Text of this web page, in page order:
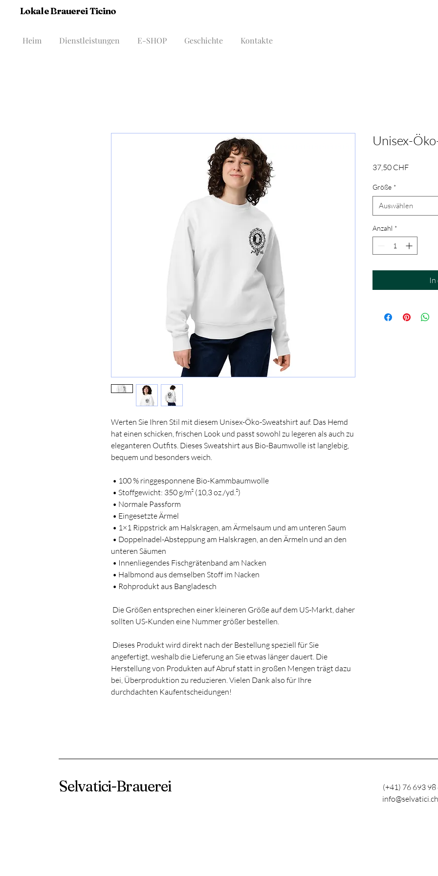
Lokale Brauerei Ticino
Heim Dienstleistungen E-SHOP Geschichte Kontakte
Werten Sie Ihren Stil mit diesem Unisex-Öko-Sweatshirt auf. Das Hemd
hat einen schicken, frischen Look und passt sowohl zu legeren als auch zu
eleganteren Outfits. Dieses Sweatshirt aus Bio-Baumwolle ist langlebig,
bequem und besonders weich.
• 100 % ringgesponnene Bio-Kammbaumwolle
• Stoffgewicht: 350 g/m² (10,3 oz./yd.²)
• Normale Passform
• Eingesetzte Ärmel
• 1×1 Rippstrick am Halskragen, am Ärmelsaum und am unteren Saum
unteren Säumen
• Innenliegendes Fischgrätenband am Nacken
• Halbmond aus demselben Stoff im Nacken
• Rohprodukt aus Bangladesch
sollten US-Kunden eine Nummer größer bestellen.
angefertigt, weshalb die Lieferung an Sie etwas länger dauert. Die
Herstellung von Produkten auf Abruf statt in großen Mengen trägt dazu
bei, Überproduktion zu reduzieren. Vielen Dank also für Ihre
durchdachten Kaufentscheidungen!
Unisex-
37,50 CHFPreis
Größe *
Auswählen
Anzahl *
Selvatici-Brauerei (+41) 76 693 98
info@selvatici.ch